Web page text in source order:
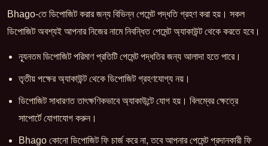
Bhago-তে ডিপোজিট করার জন্য বিভিন্ন পেমেন্ট পদ্ধতি গ্রহণ করা হয়। সকল
ডিপোজিট অবশ্যই আপনার নিজের নামে নিবন্ধিত পেমেন্ট অ্যাকাউন্ট থেকে করতে হবে।
ন্যূনতম ডিপোজিট পরিমাণ প্রতিটি পেমেন্ট পদ্ধতির জন্য আলাদা হতে পারে।
তৃতীয় পক্ষের অ্যাকাউন্ট থেকে ডিপোজিট গ্রহণযোগ্য নয়।
ডিপোজিট সাধারণত তাৎক্ষণিকভাবে অ্যাকাউন্টে যোগ হয়। বিলম্বের ক্ষেত্রে
সাপোর্টে যোগাযোগ করুন।
Bhago কোনো ডিপোজিট ফি চার্জ করে না, তবে আপনার পেমেন্ট প্রদানকারী ফি